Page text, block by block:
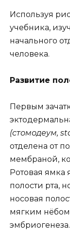
Используя
учебника,
начального
человека.
Развитие
Первым
(стомодеум,
отделена от
мембраной,
Ротовая ямка
полости рта,
носовая
мягким
эмбриогенеза.